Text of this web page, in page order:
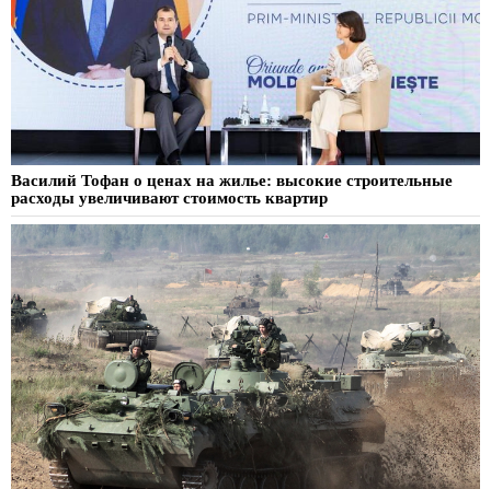
Василий Тофан о ценах на жилье: высокие строительные
расходы увеличивают стоимость квартир